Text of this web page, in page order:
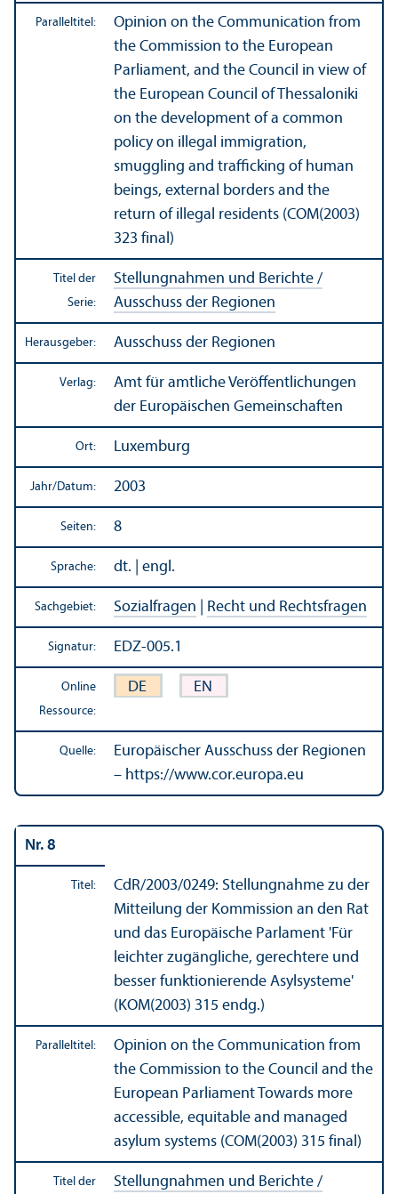
Paralleltitel:
Opinion on the Communication from
the Commission to the European
Parliament, and the Council in view of
the European Council of Thessaloniki
on the development of a common
policy on illegal immigration,
smuggling and trafficking of human
beings, external borders and the
return of illegal residents (COM(2003)
323 final)
Titel der
Serie:
Stellungnahmen und Berichte /
Ausschuss der Regionen
Herausgeber: Ausschuss der Regionen
Verlag:
Amt für amtliche Veröffentlichungen
der Europäischen Gemeinschaften
Ort: Luxemburg
Jahr/Datum: 2003
Seiten: 8
Sprache: dt. | engl.
Sachgebiet: Sozialfragen Recht und Rechts­fragen
Signatur: EDZ-005.1
Online
Ressource:
DE EN
Quelle:
Europäischer Ausschuss der Regionen
– https://www.cor.europa.eu
Nr. 8
Titel: CdR/2003/0249: Stellungnahme zu der
Mitteilung der Kommission an den Rat
und das Europäische Parlament 'Für
leichter zugängliche, gerechtere und
besser funktionierende Asyl­systeme'
(KOM(2003) 315 endg.)
Paralleltitel:
Opinion on the Communication from
the Commission to the Council and the
European Parliament Towards more
accessible, equitable and managed
asylum systems (COM(2003) 315 final)
Titel der
Stellungnahmen und Berichte /